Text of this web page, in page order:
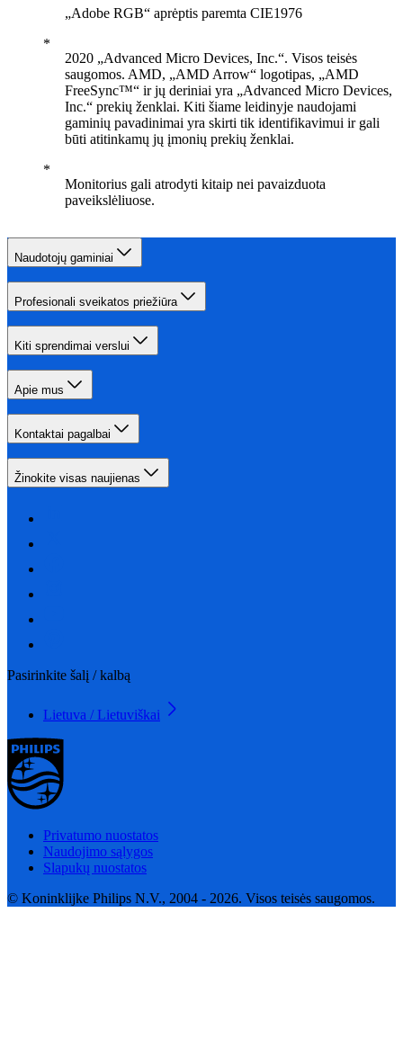
„Adobe RGB“ aprėptis paremta CIE1976
2020 „Advanced Micro Devices, Inc.“. Visos teisės
saugomos. AMD, „AMD Arrow“ logotipas, „AMD
FreeSync™“ ir jų deriniai yra „Advanced Micro Devices,
Inc.“ prekių ženklai. Kiti šiame leidinyje naudojami
gaminių pavadinimai yra skirti tik identifikavimui ir gali
būti atitinkamų jų įmonių prekių ženklai.
Monitorius gali atrodyti kitaip nei pavaizduota
paveikslėliuose.
Naudotojų gaminiai
Profesionali sveikatos priežiūra
Kiti sprendimai verslui
Apie mus
Kontaktai pagalbai
Žinokite visas naujienas
Pasirinkite šalį / kalbą
Lietuva / Lietuviškai
Privatumo nuostatos
Naudojimo sąlygos
Slapukų nuostatos
© Koninklijke Philips N.V., 2004 - 2026. Visos teisės saugomos.